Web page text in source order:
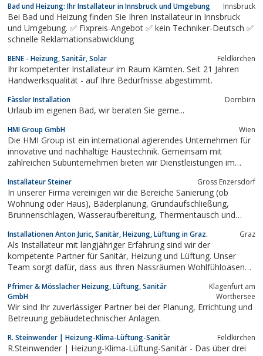
allen Problemen zur Seite. Ein Anruf genügt, und wir sind sofort
zur Stelle!
Bad und Heizung: Ihr Installateur in Innsbruck und Umgebung Innsbruck
Bei Bad und Heizung finden Sie Ihren Installateur in Innsbruck
und Umgebung. ✅ Fixpreis-Angebot ✅ kein Techniker-Deutsch ✅
schnelle Reklamationsabwicklung
BENE - Heizung, Sanitär, Solar Feldkirchen
Ihr kompetenter Installateur im Raum Kärnten. Seit 21 Jahren
Handwerksqualität - auf Ihre Bedürfnisse abgestimmt.
Fässler Installation Dornbirn
Urlaub im eigenen Bad, wir beraten Sie gerne...
HMI Group GmbH Wien
Die HMI Group ist ein international agierendes Unternehmen für
innovative und nachhaltige Haustechnik. Gemeinsam mit
zahlreichen Subunternehmen bieten wir Dienstleistungen im
Dabei haben wir uns in erster Linie auf Großprojekte spezialisiert.
Durch den Einsatz moderner Tools...
Installateur Steiner Gross Enzersdorf
In unserer Firma vereinigen wir die Bereiche Sanierung (ob
Wohnung oder Haus), Bäderplanung, Grundaufschließung,
Brunnenschlagen, Wasseraufbereitung, Thermentausch und
Installationen Anton Juric, Sanitär, Heizung, Lüftung in Graz. Graz
Als Installateur mit langjähriger Erfahrung sind wir der
kompetente Partner für Sanitär, Heizung und Lüftung. Unser
Team sorgt dafür, dass aus Ihren Nassräumen Wohlfühloasen
unseren Betrieb und unser Serviceangebot. Wir unterstützen Sie
bei Ihrem nächsten Projekt!
Pfrimer & Mösslacher Heizung, Lüftung, Sanitär
GmbH
Klagenfurt am
Wörthersee
Wir sind Ihr zuverlässiger Partner bei der Planung, Errichtung und
Betreuung gebäudetechnischer Anlagen.
R. Steinwender | Heizung-Klima-Lüftung-Sanitär Feldkirchen
R.Steinwender | Heizung-Klima-Lüftung-Sanitär - Das über drei